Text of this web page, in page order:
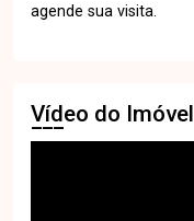
agende sua visita.
Vídeo do Imóvel